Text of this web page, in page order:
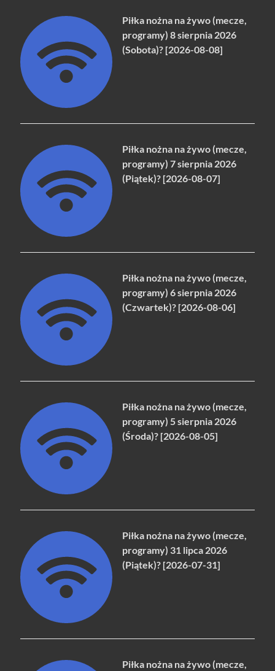
Piłka nożna na żywo (mecze,
programy) 8 sierpnia 2026
(Sobota)? [2026-08-08]
Piłka nożna na żywo (mecze,
programy) 7 sierpnia 2026
(Piątek)? [2026-08-07]
Piłka nożna na żywo (mecze,
programy) 6 sierpnia 2026
(Czwartek)? [2026-08-06]
Piłka nożna na żywo (mecze,
programy) 5 sierpnia 2026
(Środa)? [2026-08-05]
Piłka nożna na żywo (mecze,
programy) 31 lipca 2026
(Piątek)? [2026-07-31]
Piłka nożna na żywo (mecze,